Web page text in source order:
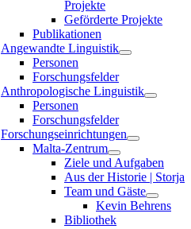
Projekte
Geförderte Projekte
Publikationen
Angewandte Linguistik
Personen
Forschungsfelder
Anthropologische Linguistik
Personen
Forschungsfelder
Forschungseinrichtungen
Malta-Zentrum
Ziele und Aufgaben
Aus der Historie | Storja
Team und Gäste
Kevin Behrens
Bibliothek